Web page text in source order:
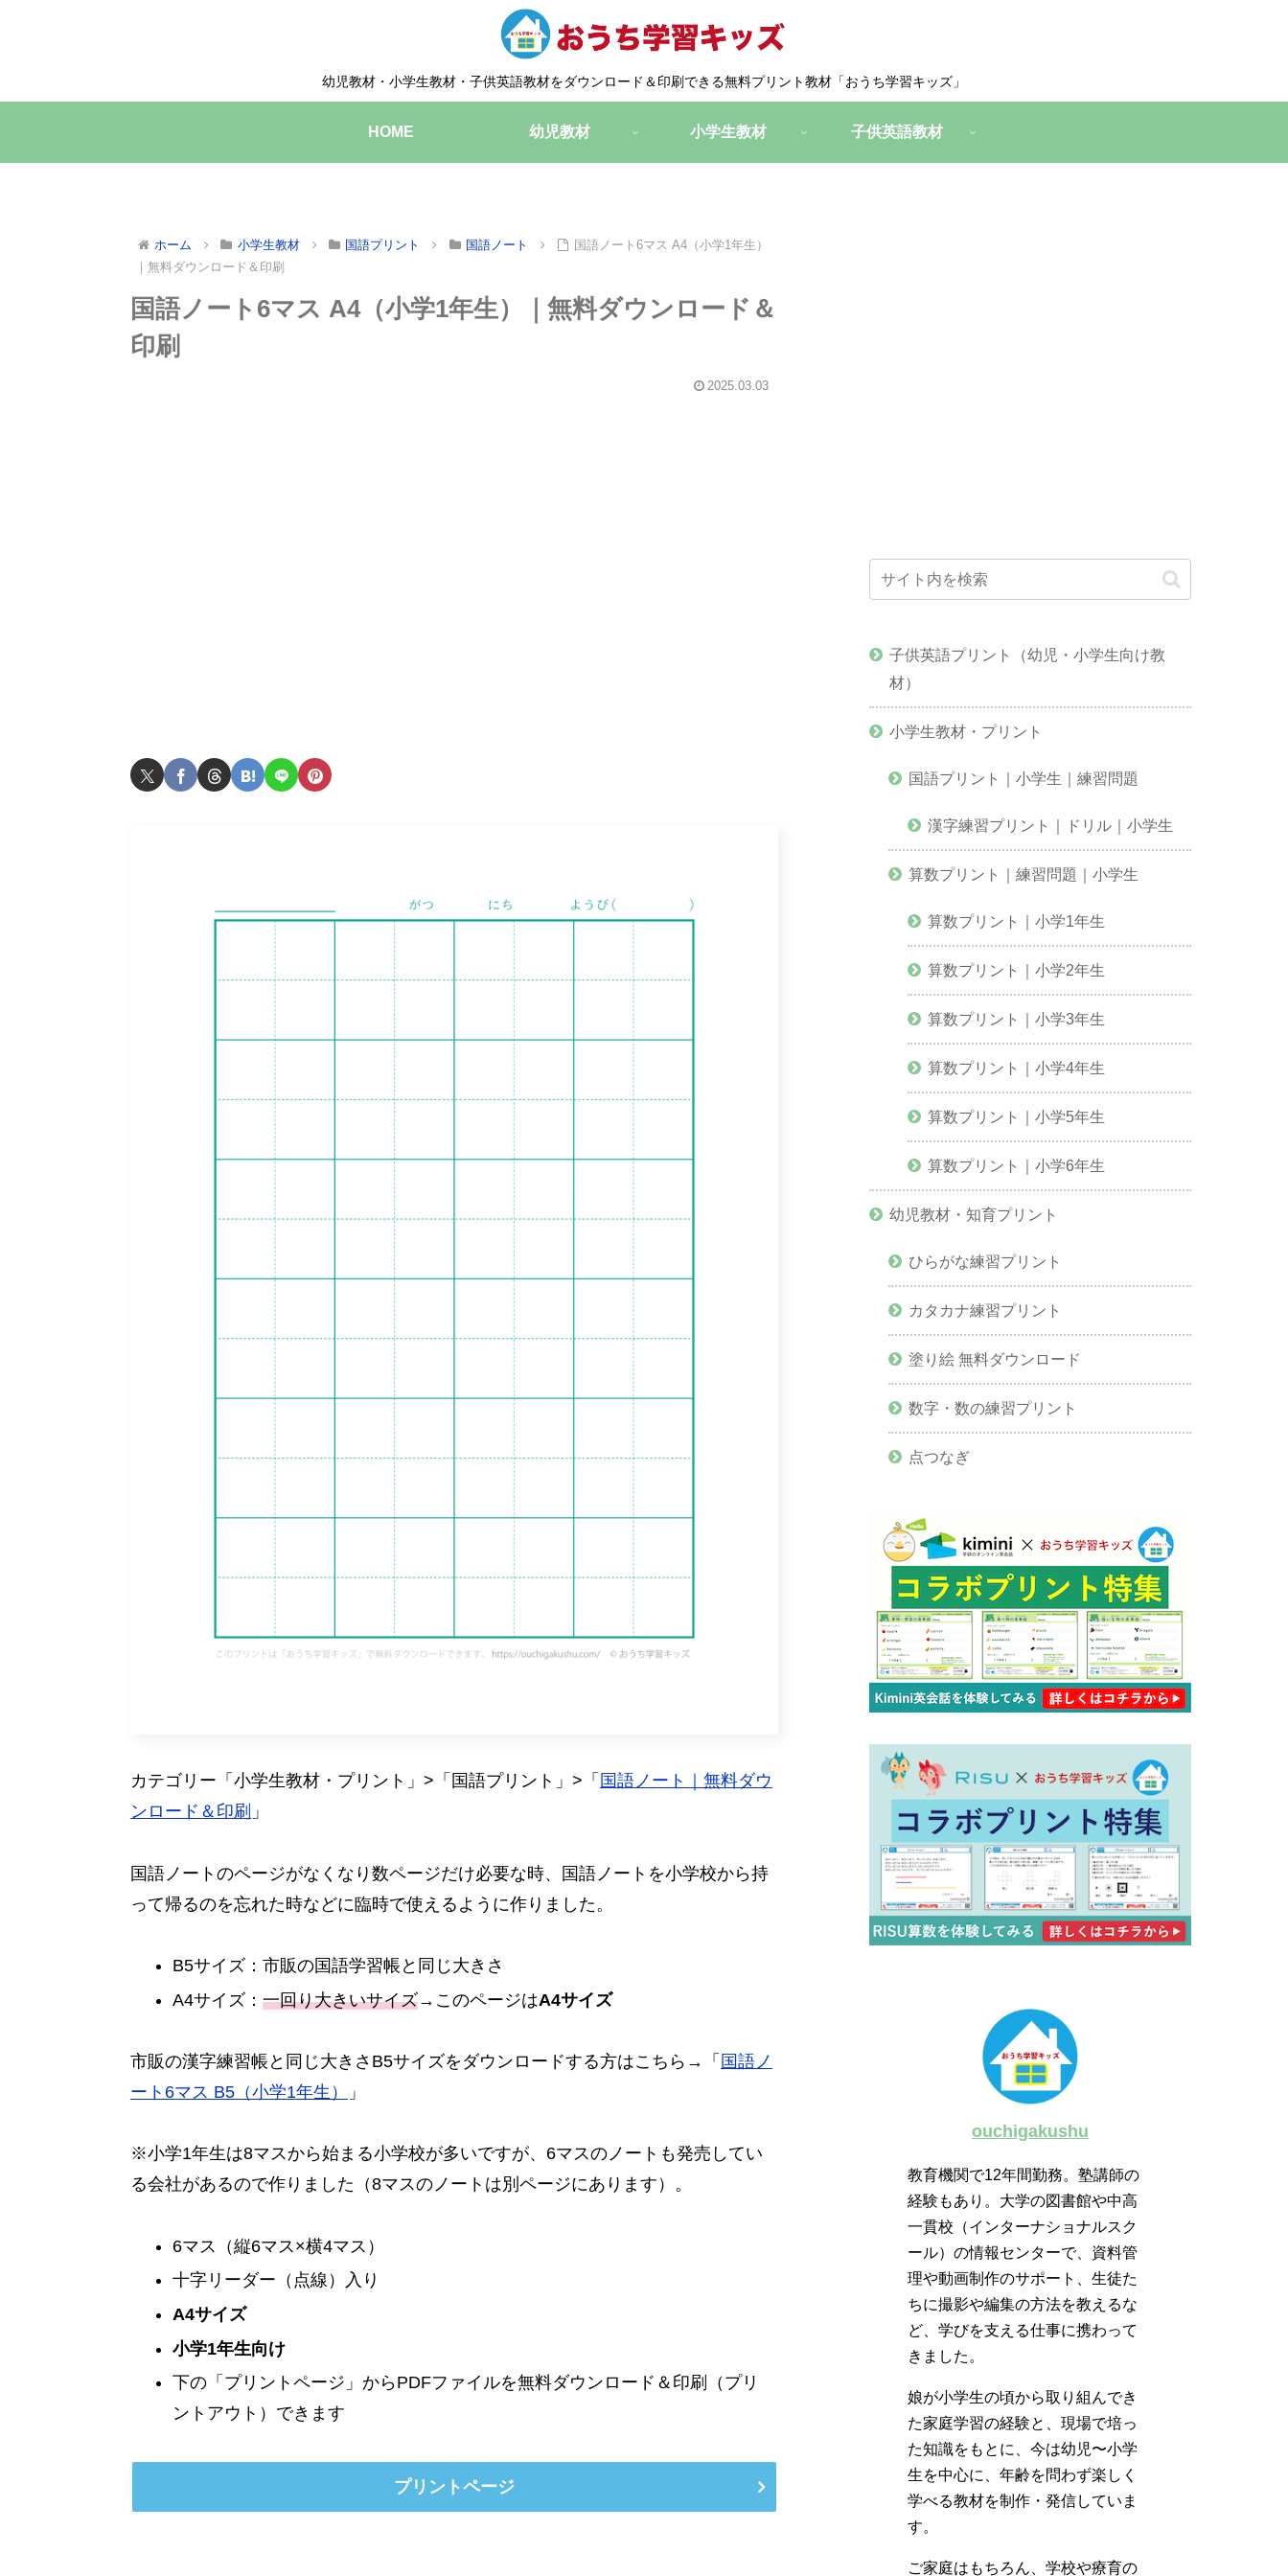
幼児教材・小学生教材・子供英語教材をダウンロード＆印刷できる無料プリント教材「おうち学習キッズ」
HOME 幼児教材 小学生教材 子供英語教材
ホーム 小学生教材 国語プリント 国語ノート
国語ノート6マス A4（小学1年生）
｜無料ダウンロード＆印刷
国語ノート6マス A4（小学1年生）｜無料ダウンロード＆
印刷
2025.03.03
カテゴリー「小学生教材・プリント」>「国語プリント」>「 国語ノート｜無料ダウ
ンロード＆印刷 」
国語ノートのページがなくなり数ページだけ必要な時、国語ノートを小学校から持
って帰るのを忘れた時などに臨時で使えるように作りました。
B5サイズ：市販の国語学習帳と同じ大きさ
A4サイズ： 一回り大きいサイズ→このページはA4サイズ
市販の漢字練習帳と同じ大きさB5サイズをダウンロードする方はこちら→ 「 国語ノ
ート6マス B5（小学1年生）
」
※小学1年生は8マスから始まる小学校が多いですが、6マスのノートも発売してい
る会社があるので作りました（8マスのノートは別ページにあります）。
6マス（縦6マス×横4マス）
十字リーダー（点線）入り
A4サイズ
小学1年生向け
下の「プリントページ」からPDFファイルを無料ダウンロード＆印刷（プリ
ントアウト）できます
プリントページ
子供英語プリント（幼児・小学生向け教
材）
小学生教材・プリント
国語プリント｜小学生｜練習問題
漢字練習プリント｜ドリル｜小学生
算数プリント｜練習問題｜小学生
算数プリント｜小学1年生
算数プリント｜小学2年生
算数プリント｜小学3年生
算数プリント｜小学4年生
算数プリント｜小学5年生
算数プリント｜小学6年生
幼児教材・知育プリント
ひらがな練習プリント
カタカナ練習プリント
塗り絵 無料ダウンロード
数字・数の練習プリント
点つなぎ
ouchigakushu
教育機関で12年間勤務。塾講師の
経験もあり。大学の図書館や中高
一貫校（インターナショナルスク
ール）の情報センターで、資料管
理や動画制作のサポート、生徒た
ちに撮影や編集の方法を教えるな
ど、学びを支える仕事に携わって
きました。
娘が小学生の頃から取り組んでき
た家庭学習の経験と、現場で培っ
た知識をもとに、今は幼児〜小学
生を中心に、年齢を問わず楽しく
学べる教材を制作・発信していま
す。
ご家庭はもちろん、学校や療育の